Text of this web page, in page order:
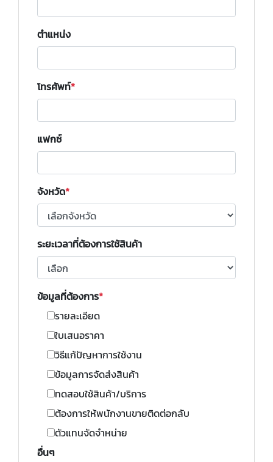
ตำแหน่ง
โทรศัพท์
แฟกซ์
จังหวัด
ระยะเวลาที่ต้องการใช้สินค้า
ข้อมูลที่ต้องการ
รายละเอียด
ใบเสนอราคา
วิธีแก้ปัญหาการใช้งาน
ข้อมูลการจัดส่งสินค้า
ทดสอบใช้สินค้า/บริการ
ต้องการให้พนักงานขายติดต่อกลับ
ตัวแทนจัดจำหน่าย
อื่นๆ